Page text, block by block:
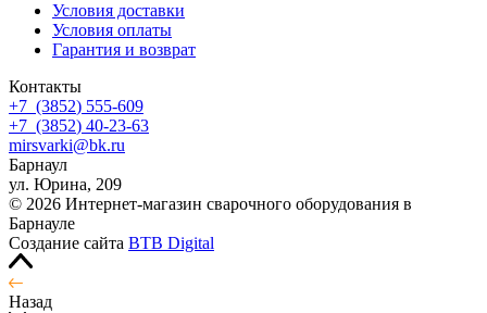
Условия доставки
Условия оплаты
Гарантия и возврат
Контакты
+7 (3852) 555-609
+7 (3852) 40-23-63
mirsvarki@bk.ru
Барнаул
ул. Юрина, 209
© 2026 Интернет-магазин сварочного оборудования в
Барнауле
Создание сайта BTB Digital
Назад